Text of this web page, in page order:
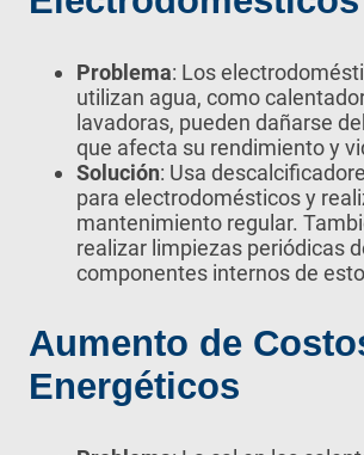
Problema: Los
utilizan agua, como
lavadoras, pueden dañarse
que afecta su rendimiento y
Solución: Usa
para electrodomésticos y
mantenimiento regular.
realizar limpiezas periódicas
componentes internos de
Aumento de
Energéticos